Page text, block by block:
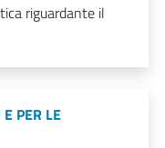
riguardante il
PER LE